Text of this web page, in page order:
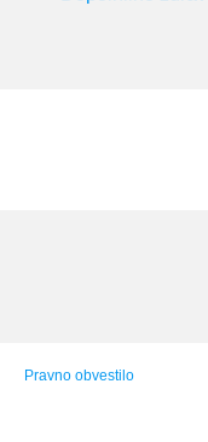
Pravno obvestilo